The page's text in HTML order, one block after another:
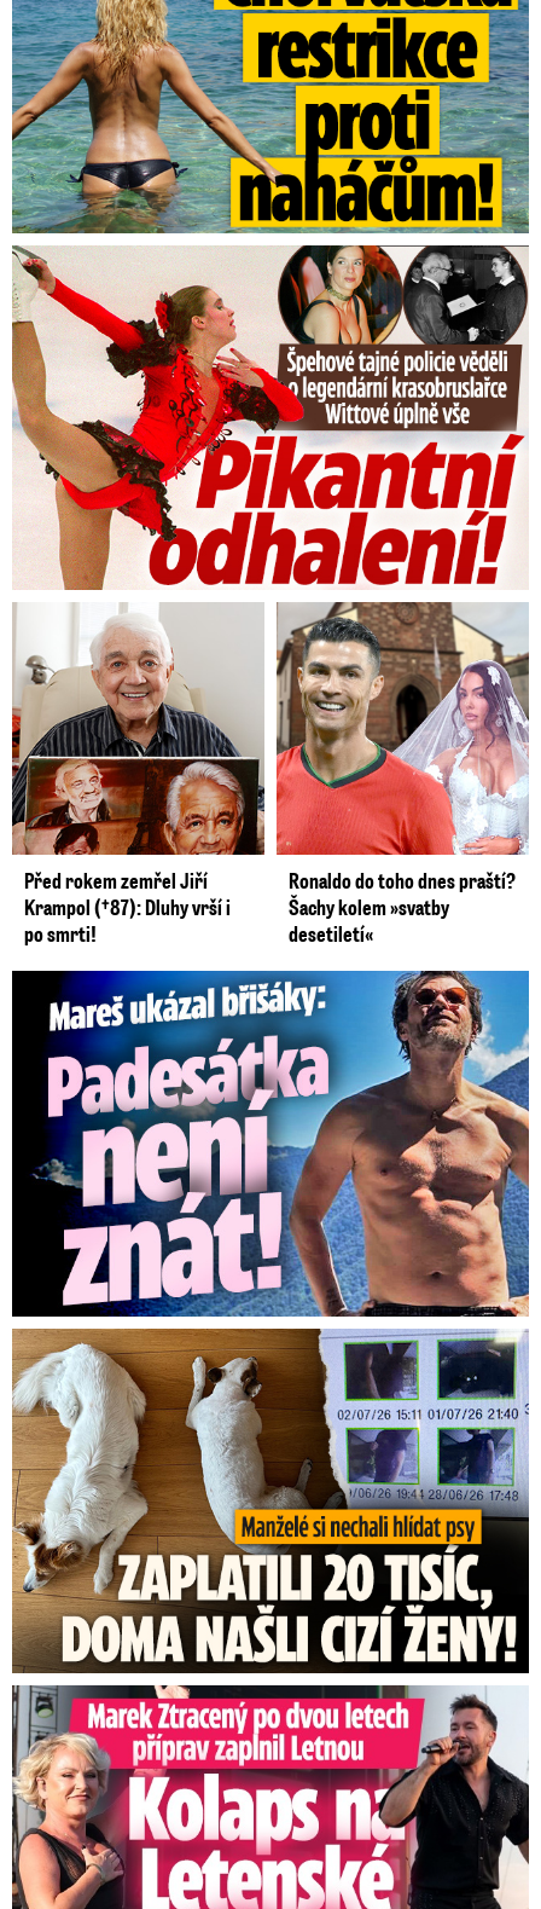
Tajná policie špehovala krasobruslařku Wittovou: Pikantní ...
Před rokem zemřel Jiří
Krampol (†87): Dluhy vrší i
po smrti!
Ronaldo do toho dnes praští?
Šachy kolem »svatby
desetiletí«
Mareš v dokonalé formě ukázal břišáky: Padesátka není znát
Za hlídání psů zaplatili 20 tisíc, doma našli cizí ženy!
Marek Ztracený na Letné: Pártlová stopla koncert